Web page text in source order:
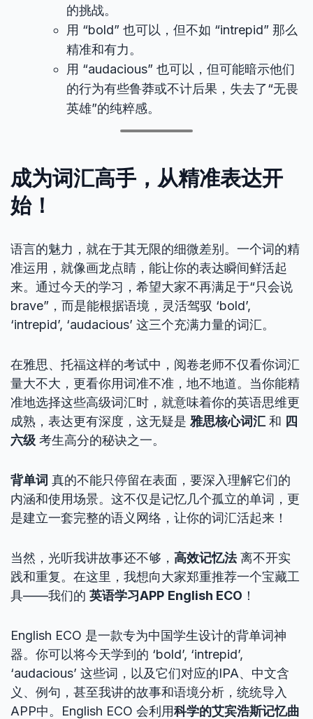
的挑战。
用 “bold” 也可以，但不如 “intrepid” 那么
精准和有力。
用 “audacious” 也可以，但可能暗示他们
的行为有些鲁莽或不计后果，失去了“无畏
英雄”的纯粹感。
成为词汇高手，从精准表达开
始！
语言的魅力，就在于其无限的细微差别。一个词的精
准运用，就像画龙点睛，能让你的表达瞬间鲜活起
来。通过今天的学习，希望大家不再满足于“只会说
brave”，而是能根据语境，灵活驾驭 ‘bold’,
‘intrepid’, ‘audacious’ 这三个充满力量的词汇。
在雅思、托福这样的考试中，阅卷老师不仅看你词汇
量大不大，更看你用词准不准，地不地道。当你能精
准地选择这些高级词汇时，就意味着你的英语思维更
成熟，表达更有深度，这无疑是 雅思核心词汇 和 四
六级 考生高分的秘诀之一。
背单词 真的不能只停留在表面，要深入理解它们的
内涵和使用场景。这不仅是记忆几个孤立的单词，更
是建立一套完整的语义网络，让你的词汇活起来！
当然，光听我讲故事还不够， 高效记忆法离不开实
践和重复。在这里，我想向大家郑重推荐一个宝藏工
具——我们的 英语学习APP English ECO ！
English ECO 是一款专为中国学生设计的背单词神
器。你可以将今天学到的 ‘bold’, ‘intrepid’,
‘audacious’ 这些词，以及它们对应的IPA、中文含
义、例句，甚至我讲的故事和语境分析，统统导入
APP中。English ECO 会利用科学的艾宾浩斯记忆曲